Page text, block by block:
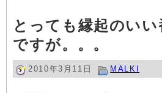
とっても縁起のい
ですが。。。
2010年3月11日 MALKI